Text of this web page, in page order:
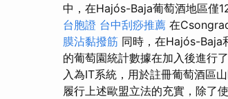
中，在Hajós-Baja葡萄酒地區僅
台胞證 台中刮痧推薦 在
膜沾黏撥筋 同時，在Hajós-Baja
的葡萄園統計數據在加入後進行
入為IT系統，用於註冊葡萄酒區
履行上述歐盟立法的充實，除了